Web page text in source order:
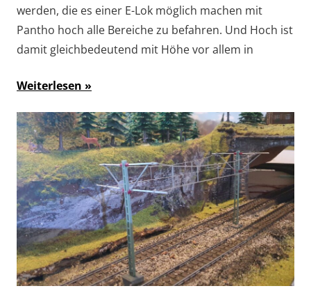
werden, die es einer E-Lok möglich machen mit
Pantho hoch alle Bereiche zu befahren. Und Hoch ist
damit gleichbedeutend mit Höhe vor allem in
Weiterlesen